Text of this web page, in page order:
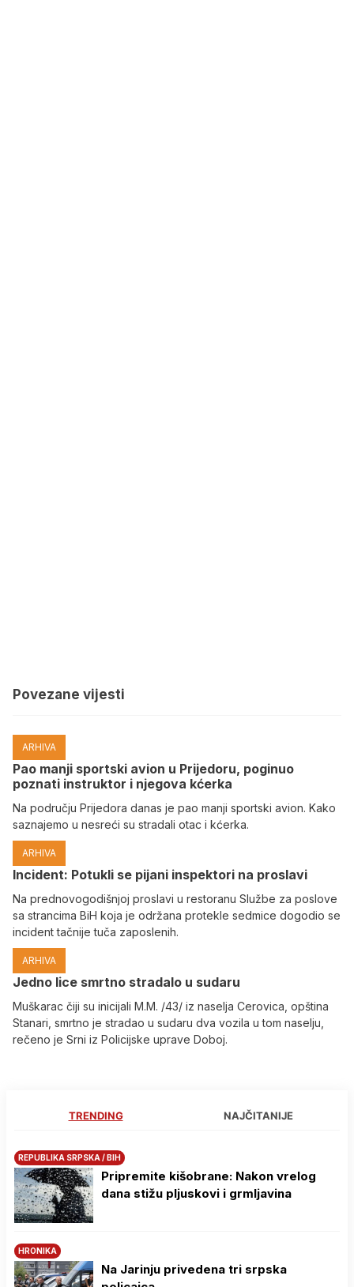
Povezane vijesti
ARHIVA
Pao manji sportski avion u Prijedoru, poginuo
poznati instruktor i njegova kćerka
Na području Prijedora danas je pao manji sportski avion. Kako
saznajemo u nesreći su stradali otac i kćerka.
ARHIVA
Incident: Potukli se pijani inspektori na proslavi
Na prednovogodišnjoj proslavi u restoranu Službe za poslove
sa strancima BiH koja je održana protekle sedmice dogodio se
incident tačnije tuča zaposlenih.
ARHIVA
Јedno lice smrtno stradalo u sudaru
Muškarac čiji su inicijali M.M. /43/ iz naselja Cerovica, opština
Stanari, smrtno je stradao u sudaru dva vozila u tom naselju,
rečeno je Srni iz Policijske uprave Doboj.
TRENDING NAJČITANIJE
REPUBLIKA SRPSKA / BIH
Pripremite kišobrane: Nakon vrelog
dana stižu pljuskovi i grmljavina
HRONIKA
Na Јarinju privedena tri srpska